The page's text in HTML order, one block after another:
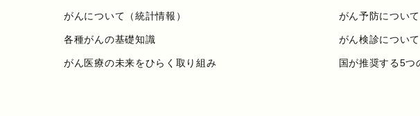
がんについて（統計情報）
各種がんの基礎知識
がん医療の未来をひらく取り組み
がん予防について
がん検診について
国が推奨する5つ